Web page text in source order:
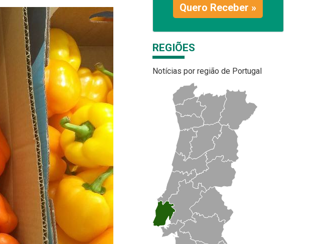
Quero Receber »
REGIÕES
Notícias por região de Portugal